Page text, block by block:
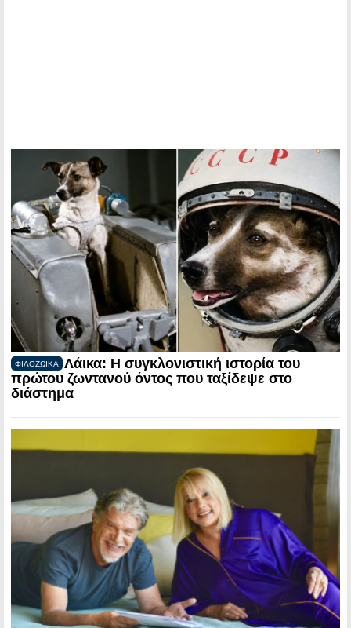
ΦΙΛΟΖΩΙΚΑ
Λάικα: Η συγκλονιστική ιστορία του
πρώτου ζωντανού όντος που ταξίδεψε στο
διάστημα